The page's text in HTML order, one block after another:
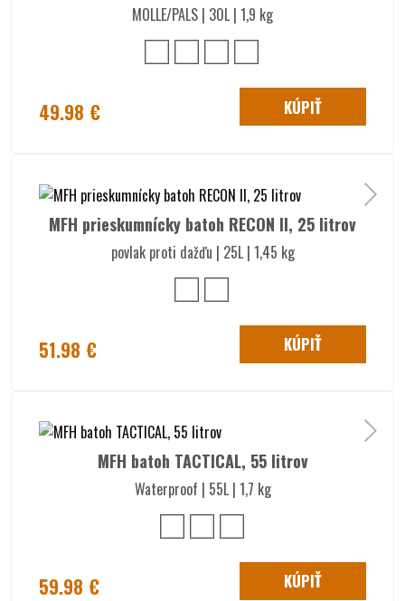
MOLLE/PALS | 30L | 1,9 kg
49.98 € KÚPIŤ
MFH prieskumnícky batoh RECON II, 25 litrov
povlak proti dažďu | 25L | 1,45 kg
51.98 € KÚPIŤ
MFH batoh TACTICAL, 55 litrov
Waterproof | 55L | 1,7 kg
59.98 € KÚPIŤ